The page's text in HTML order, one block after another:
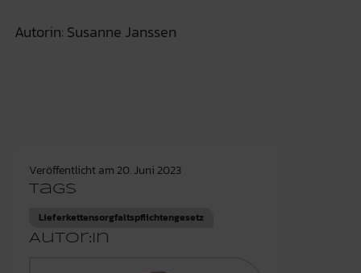
Autorin: Susanne Janssen
Veröffentlicht am 20. Juni 2023
Tags
Lieferkettensorgfaltspflichtengesetz
Autor:in